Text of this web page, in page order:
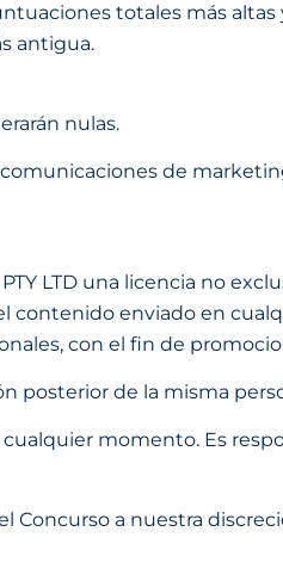
totales más altas
antigua.
nulas.
de
LTD una licencia no
contenido enviado en
con el fin de
posterior de la misma
momento. Es
a nuestra